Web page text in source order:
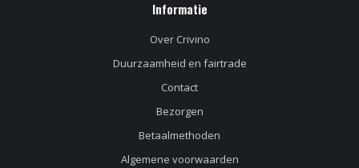
Informatie
Over Crivino
Duurzaamheid en fairtrade
Contact
Bezorgen
Betaalmethoden
Algemene voorwaarden